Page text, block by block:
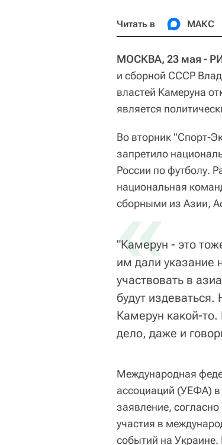
Читать в МАКС
МОСКВА, 23 мая -
и сборной СССР
властей Камеруна
является
Во вторник "Спорт-
запретило
России по футболу.
национальная
сборными из Азии,
«
"Камерун - это
им дали указание
участвовать в
будут
Камерун какой-то.
дело, даже и
Международная
ассоциаций (УЕФА) в
заявление,
участия в
событий на Украине.